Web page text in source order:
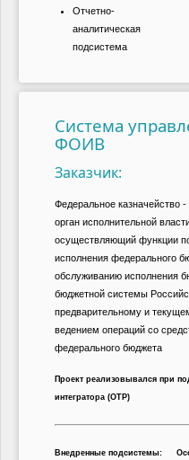
Отчетно-
аналитическая
подсистема
Система
ФОИВ
Заказчик:
Федеральное казначейство
орган исполнительной
осуществляющий функции
исполнения федерального
обслуживанию исполнения
бюджетной системы
предварительному и
ведением операций со
федерального бюджета
Проект реализовывался при
интегратора (ОТР)
Внедренные подсистемы: